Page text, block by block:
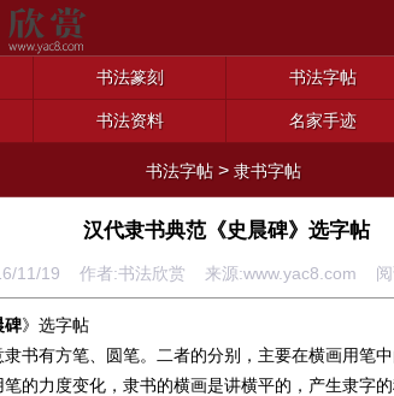
书法篆刻 书法字帖
书法资料 名家手迹
书法字帖 >隶书字帖
汉代隶书典范《史晨碑》选字帖
11/19 作者:书法欣赏 来源:www.yac8.com 阅
碑》选字帖
书有方笔、圆笔。二者的分别，主要在横画用笔中
的力度变化，隶书的横画是讲横平的，产生隶字